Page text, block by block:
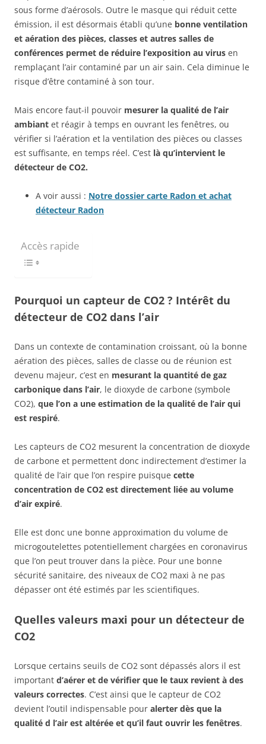
sous forme d’aérosols. Outre le masque qui réduit cette
émission, il est désormais établi qu’une bonne ventilation
et aération des pièces, classes et autres salles de
conférences permet de réduire l’exposition au virus en
remplaçant l’air contaminé par un air sain. Cela diminue le
risque d’être contaminé à son tour.
Mais encore faut-il pouvoir mesurer la qualité de l’air
ambiant et réagir à temps en ouvrant les fenêtres, ou
vérifier si l’aération et la ventilation des pièces ou classes
est suffisante, en temps réel. C’est là qu’intervient le
détecteur de CO2.
A voir aussi : Notre dossier carte Radon et achat
détecteur Radon
Accès rapide
Pourquoi un capteur de CO2 ? Intérêt du
détecteur de CO2 dans l’air
Dans un contexte de contamination croissant, où la bonne
aération des pièces, salles de classe ou de réunion est
devenu majeur, c’est en mesurant la quantité de gaz
carbonique dans l’air, le dioxyde de carbone (symbole
CO2), que l’on a une estimation de la qualité de l’air qui
est respiré.
Les capteurs de CO2 mesurent la concentration de dioxyde
de carbone et permettent donc indirectement d’estimer la
qualité de l’air que l’on respire puisque cette
concentration de CO2 est directement liée au volume
d’air expiré.
Elle est donc une bonne approximation du volume de
microgoutelettes potentiellement chargées en coronavirus
que l’on peut trouver dans la pièce. Pour une bonne
sécurité sanitaire, des niveaux de CO2 maxi à ne pas
dépasser ont été estimés par les scientifiques.
Quelles valeurs maxi pour un détecteur de
CO2
Lorsque certains seuils de CO2 sont dépassés alors il est
important d’aérer et de vérifier que le taux revient à des
valeurs correctes. C’est ainsi que le capteur de CO2
devient l’outil indispensable pour alerter dès que la
qualité d l’air est altérée et qu’il faut ouvrir les fenêtres.